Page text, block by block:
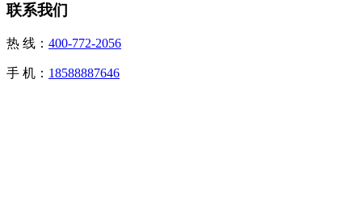
联系我们
热 线： 400-772-2056
手 机： 18588887646